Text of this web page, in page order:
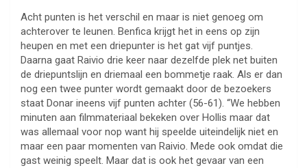
Acht punten is het verschil en maar is niet genoeg om
achterover te leunen. Benfica krijgt het in eens op zijn
heupen en met een driepunter is het gat vijf puntjes.
Daarna gaat Raivio drie keer naar dezelfde plek net buiten
de driepuntslijn en driemaal een bommetje raak. Als er dan
nog een twee punter wordt gemaakt door de bezoekers
staat Donar ineens vijf punten achter (56-61). “We hebben
minuten aan filmmateriaal bekeken over Hollis maar dat
was allemaal voor nop want hij speelde uiteindelijk niet en
maar een paar momenten van Raivio. Mede ook omdat die
gast weinig speelt. Maar dat is ook het gevaar van een